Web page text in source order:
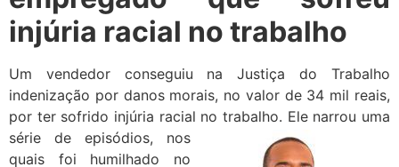
injúria racial no trabalho
Um vendedor conseguiu na Justiça do Trabalho
indenização por danos morais, no valor de 34 mil reais,
por ter sofrido injúria racial no trabalho. Ele narrou uma
série de episódios, nos
quais foi humilhado no